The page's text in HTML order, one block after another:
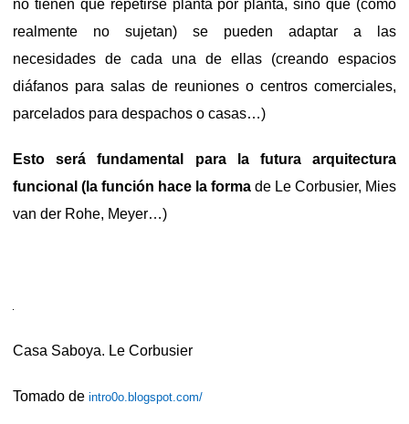
no tienen que repetirse planta por planta, sino que (como
realmente no sujetan) se pueden adaptar a las
necesidades de cada una de ellas (creando espacios
diáfanos para salas de reuniones o centros comerciales,
parcelados para despachos o casas…)
Esto será fundamental para la futura arquitectura
funcional (la función hace la forma de Le Corbusier, Mies
van der Rohe, Meyer…)
Casa Saboya. Le Corbusier
Tomado de intro0o.blogspot.com/